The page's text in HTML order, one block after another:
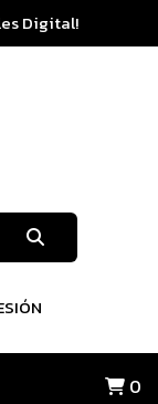
Digital!
0